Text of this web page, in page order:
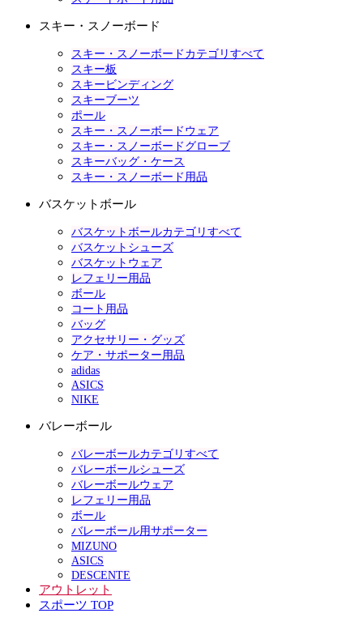
スキー・スノーボード
スキー・スノーボードカテゴリすべて
スキー板
スキービンディング
スキーブーツ
ポール
スキー・スノーボードウェア
スキー・スノーボードグローブ
スキーバッグ・ケース
スキー・スノーボード用品
バスケットボール
バスケットボールカテゴリすべて
バスケットシューズ
バスケットウェア
レフェリー用品
ボール
コート用品
バッグ
アクセサリー・グッズ
ケア・サポーター用品
adidas
ASICS
NIKE
バレーボール
バレーボールカテゴリすべて
バレーボールシューズ
バレーボールウェア
レフェリー用品
ボール
バレーボール用サポーター
MIZUNO
ASICS
DESCENTE
アウトレット
スポーツ TOP